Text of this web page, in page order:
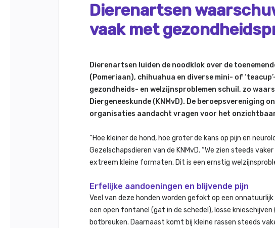
Dierenartsen
vaak met
Dierenartsen luiden de noodklok over de
(Pomeriaan), chihuahua en diverse mini- of
gezondheids- en welzijnsproblemen schuil, zo
Diergeneeskunde (KNMvD). De beroepsvereniging
organisaties aandacht vragen voor het
“Hoe kleiner de hond, hoe groter de kans op pijn en
Gezelschapsdieren van de KNMvD. “We zien steeds
extreem kleine formaten. Dit is een ernstig
Erfelijke aandoeningen en blijvende pijn
Veel van deze honden worden gefokt op een
een open fontanel (gat in de schedel), losse
botbreuken. Daarnaast komt bij kleine rassen steeds